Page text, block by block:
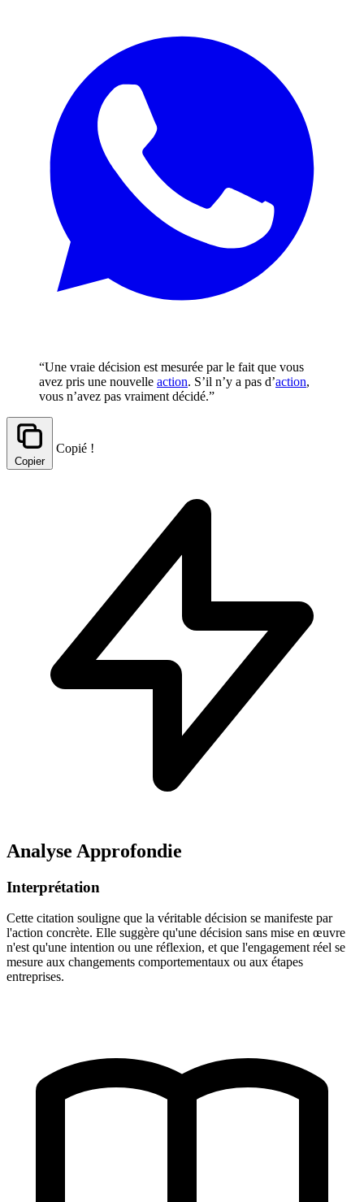
“Une vraie décision est mesurée par le fait que vous
avez pris une nouvelle action. S’il n’y a pas d’action,
vous n’avez pas vraiment décidé.”
Copier
Copié !
Analyse Approfondie
Interprétation
Cette citation souligne que la véritable décision se manifeste par
l'action concrète. Elle suggère qu'une décision sans mise en œuvre
n'est qu'une intention ou une réflexion, et que l'engagement réel se
mesure aux changements comportementaux ou aux étapes
entreprises.